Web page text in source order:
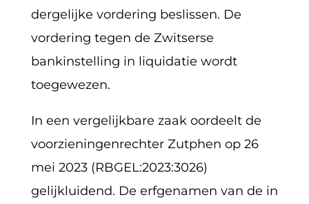
dergelijke vordering beslissen. De
vordering tegen de Zwitserse
bankinstelling in liquidatie wordt
toegewezen.
In een vergelijkbare zaak oordeelt de
voorzieningenrechter Zutphen op 26
mei 2023 (RBGEL:2023:3026)
gelijkluidend. De erfgenamen van de in